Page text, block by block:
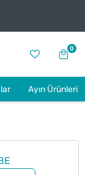
0
Ayın Ürünleri